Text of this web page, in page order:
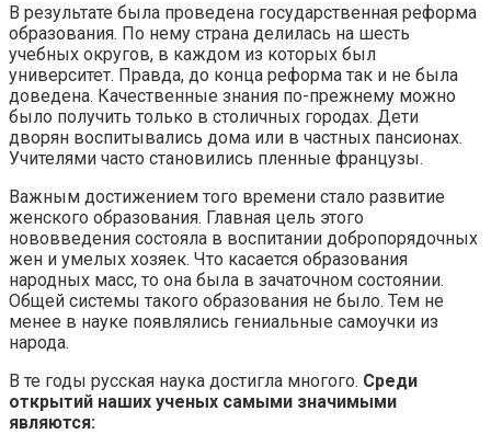
В результате была проведена государственная реформа
образования. По нему страна делилась на шесть
учебных округов, в каждом из которых был
университет. Правда, до конца реформа так и не была
доведена. Качественные знания по-прежнему можно
было получить только в столичных городах. Дети
дворян воспитывались дома или в частных пансионах.
Учителями часто становились пленные французы.
Важным достижением того времени стало развитие
женского образования. Главная цель этого
нововведения состояла в воспитании добропорядочных
жен и умелых хозяек. Что касается образования
народных масс, то она была в зачаточном состоянии.
Общей системы такого образования не было. Тем не
менее в науке появлялись гениальные самоучки из
народа.
В те годы русская наука достигла многого. Среди
открытий наших ученых самыми значимыми
являются: